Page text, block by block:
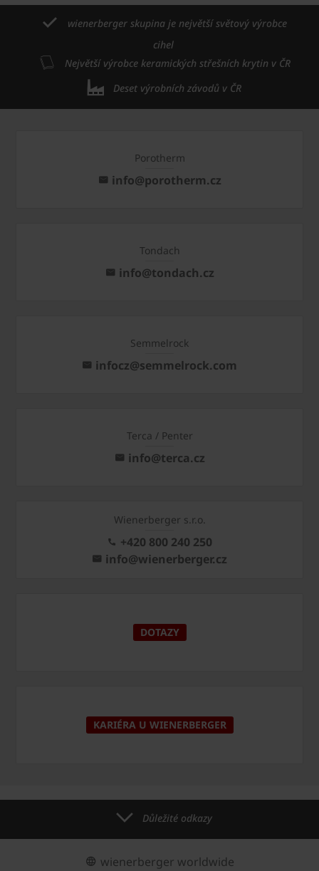
wienerberger skupina je největší světový výrobce
cihel
Největší výrobce keramických střešních krytin v ČR
Deset výrobních závodů v ČR
Porotherm
info@porotherm.cz
Tondach
info@tondach.cz
Semmelrock
infocz@semmelrock.com
Terca / Penter
info@terca.cz
Wienerberger s.r.o.
+420 800 240 250
info@wienerberger.cz
DOTAZY
KARIÉRA U WIENERBERGER
Důležité odkazy
wienerberger worldwide